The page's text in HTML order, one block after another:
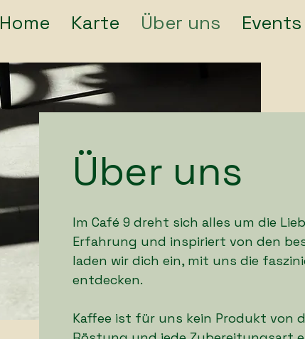
Home Karte Über uns Events
Über uns
Im Café 9 dreht sich alles um die
Erfahrung und inspiriert von den
laden wir dich ein, mit uns die
entdecken.​
Kaffee ist für uns kein Produkt von